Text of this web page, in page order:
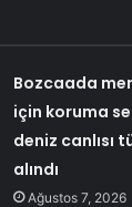
Bozcaada
için koruma
deniz canlısı
alındı
Ağustos 7, 2026